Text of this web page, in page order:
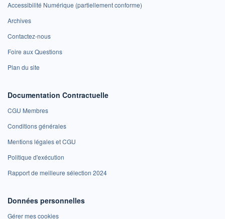
Accessibilité Numérique (partiellement conforme)
Archives
Contactez-nous
Foire aux Questions
Plan du site
Documentation Contractuelle
CGU Membres
Conditions générales
Mentions légales et CGU
Politique d'exécution
Rapport de meilleure sélection 2024
Données personnelles
Gérer mes cookies